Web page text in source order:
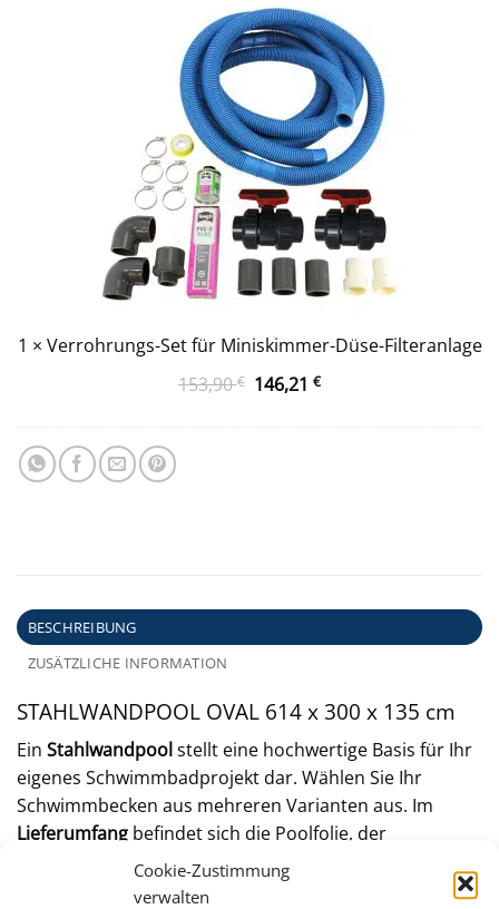
Cookie-Zustimmung
verwalten
für
Miniskimmer-
Düse-
Filteranlage
1 × Verrohrungs-Set für Miniskimmer-Düse-Filteranlage
153,90€ Ursprünglicher
146,21€Aktueller
BESCHREIBUNG
ZUSÄTZLICHE INFORMATION
STAHL­WAND­POOL OVAL 614 x 300 x 135 cm
Ein Stahlwandpoolstellt eine hochwertige Basis für Ihr
eigenes Schwimmbadprojekt dar. Wählen Sie Ihr
Schwimmbecken aus mehreren Varianten aus. Im
Lieferumfang befindet sich die Poolfolie, der
Stahlmantel und ein Handlauf/Bodenschienenset.